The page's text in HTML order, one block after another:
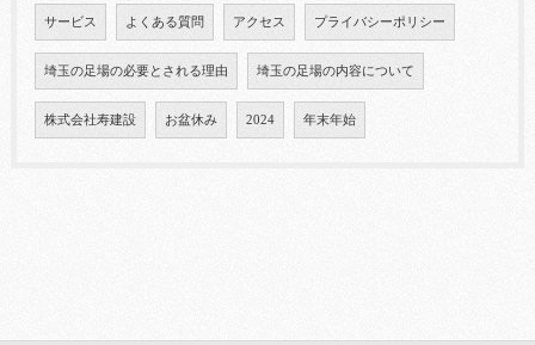
サービス よくある質問 アクセス プライバシーポリシー
埼玉の足場の必要とされる理由 埼玉の足場の内容について
株式会社寿建設 お盆休み 2024 年末年始